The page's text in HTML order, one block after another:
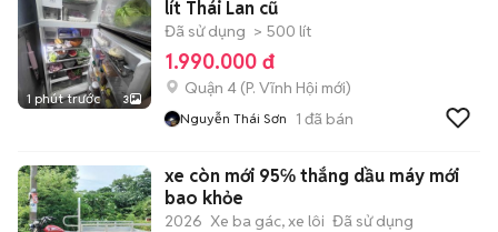
1 phút trước 3
lít Thái Lan cũ
Đã sử dụng > 500 lít
1.990.000 đ
Quận 4 (P. Vĩnh Hội mới)
Nguyễn Thái Sơn 1 đã bán
xe còn mới 95℅ thắng dầu máy mới
bao khỏe
2026 Xe ba gác, xe lôi Đã sử dụng